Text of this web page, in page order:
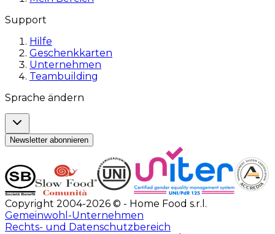
Support
Hilfe
Geschenkkarten
Unternehmen
Teambuilding
Sprache ändern
Newsletter abonnieren
Copyright 2004-2026 © - Home Food s.r.l.
Gemeinwohl-Unternehmen
Rechts- und Datenschutzbereich